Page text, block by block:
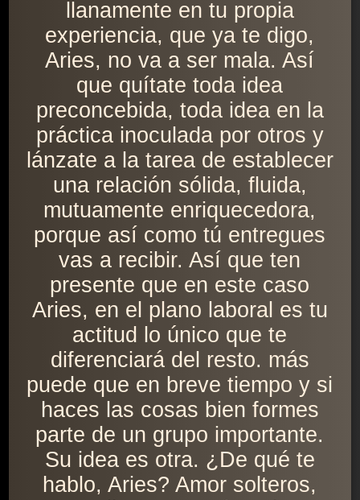
llanamente en tu propia
experiencia, que ya te digo,
Aries, no va a ser mala. Así
que quítate toda idea
preconcebida, toda idea en la
práctica inoculada por otros y
lánzate a la tarea de establecer
una relación sólida, fluida,
mutuamente enriquecedora,
porque así como tú entregues
vas a recibir. Así que ten
presente que en este caso
Aries, en el plano laboral es tu
actitud lo único que te
diferenciará del resto. más
puede que en breve tiempo y si
haces las cosas bien formes
parte de un grupo importante.
Su idea es otra. ¿De qué te
hablo, Aries? Amor solteros,